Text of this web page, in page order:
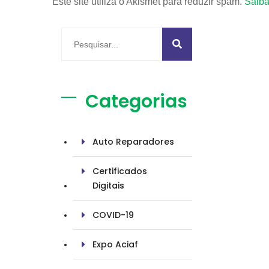
Categorias
Auto Reparadores
Certificados
Digitais
COVID-19
Expo Aciaf